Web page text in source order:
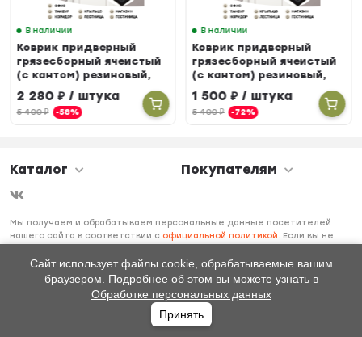
Избранное
В наличии
Коврик придверный
грязесборный ячеистый
(с кантом) резиновый,
80 х 120 см
2 280₽/ штука
5 400₽ -58%
В наличии
Коврик придверный
грязесборный ячеистый
(с кантом) резиновый,
60 х 90 см
1 500₽/ штука
5 400₽ -72%
Каталог Покупателям
Мы получаем и обрабатываем персональные данные посетителей
нашего сайта в соответствии с официальной политикой. Если вы не
необходимо покинуть наш сайт.
Сайт использует файлы cookie, обрабатываемые вашим
браузером. Подробнее об этом вы можете узнать в
Обработке персональных данных
Принять